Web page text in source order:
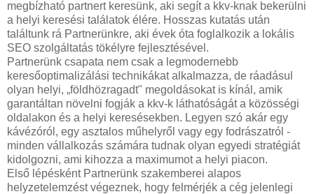
megbízható partnert keresünk, aki segít a kkv-knak bekerülni
a helyi keresési találatok élére. Hosszas kutatás után
találtunk rá Partnerünkre, aki évek óta foglalkozik a lokális
SEO szolgáltatás tökélyre fejlesztésével.
Partnerünk csapata nem csak a legmodernebb
keresőoptimalizálási technikákat alkalmazza, de ráadásul
olyan helyi, „földhözragadt" megoldásokat is kínál, amik
garantáltan növelni fogják a kkv-k láthatóságát a közösségi
oldalakon és a helyi keresésekben. Legyen szó akár egy
kávézóról, egy asztalos műhelyről vagy egy fodrászatról -
minden vállalkozás számára tudnak olyan egyedi stratégiát
kidolgozni, ami kihozza a maximumot a helyi piacon.
Első lépésként Partnerünk szakemberei alapos
helyzetelemzést végeznek, hogy felmérjék a cég jelenlegi